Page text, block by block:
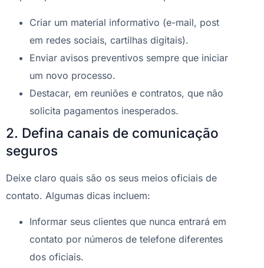
Criar um material informativo (e-mail, post
em redes sociais, cartilhas digitais).
Enviar avisos preventivos sempre que iniciar
um novo processo.
Destacar, em reuniões e contratos, que não
solicita pagamentos inesperados.
2. Defina canais de comunicação
seguros
Deixe claro quais são os seus meios oficiais de
contato. Algumas dicas incluem:
Informar seus clientes que nunca entrará em
contato por números de telefone diferentes
dos oficiais.